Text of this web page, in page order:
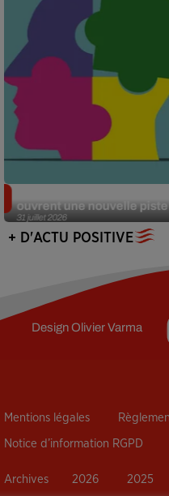
31 juillet 2026
ouvrent une nouvelle
+ D'ACTU POSITIVE
DesignOlivier Varma
Mentions légales
Notice d’information RGPD
Archives 2026 2025